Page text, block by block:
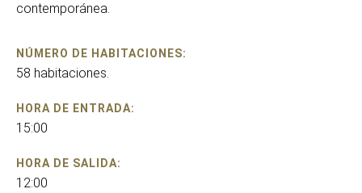
contemporánea.
NÚMERO DE HABITACIONES:
58 habitaciones.
HORA DE ENTRADA:
15:00
HORA DE SALIDA:
12:00